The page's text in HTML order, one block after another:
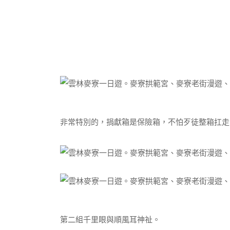
非常特別的，捐獻箱是保險箱，不怕歹徒整箱扛
第二組千里眼與順風耳神祉。